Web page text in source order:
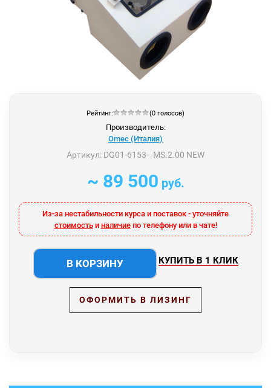
Рейтинг: (0 голосов)
Производитель:
Omec (Италия)
Артикул: DG01-6153- -MS.2.00 NEW
~ 89 500 руб.
Из-за нестабильности курса и поставок - уточняйте
стоимостьи наличиепо телефону или в чате!
В КОРЗИНУ КУПИТЬ В 1 КЛИК
ОФОРМИТЬ В ЛИЗИНГ